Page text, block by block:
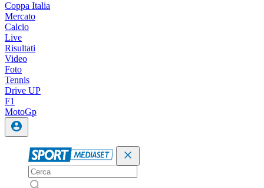
Coppa Italia
Mercato
Calcio
Live
Risultati
Video
Foto
Tennis
Drive UP
F1
MotoGp